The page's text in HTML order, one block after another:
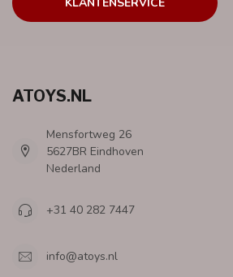
ATOYS.NL
Mensfortweg 26
5627BR Eindhoven
Nederland
+31 40 282 7447
info@atoys.nl